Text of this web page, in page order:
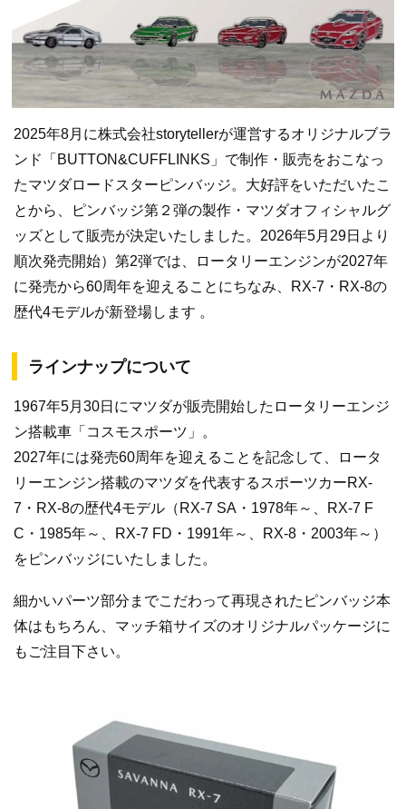
2025年8月に株式会社storytellerが運営するオリジナルブラ
ンド「BUTTON&CUFFLINKS」で制作・販売をおこなっ
たマツダロードスターピンバッジ。大好評をいただいたこ
とから、ピンバッジ第２弾の製作・マツダオフィシャルグ
ッズとして販売が決定いたしました。2026年5月29日より
順次発売開始）第2弾では、ロータリーエンジンが2027年
に発売から60周年を迎えることにちなみ、RX-7・RX-8の
歴代4モデルが新登場します 。
ラインナップについて
1967年5月30日にマツダが販売開始したロータリーエンジ
ン搭載車「コスモスポーツ」。
2027年には発売60周年を迎えることを記念して、ロータ
リーエンジン搭載のマツダを代表するスポーツカーRX-
7・RX-8の歴代4モデル（RX-7 SA・1978年～、RX-7 F
C・1985年～、RX-7 FD・1991年～、RX-8・2003年～）
をピンバッジにいたしました。
細かいパーツ部分までこだわって再現されたピンバッジ本
体はもちろん、マッチ箱サイズのオリジナルパッケージに
もご注目下さい。